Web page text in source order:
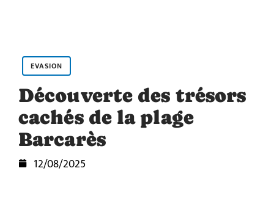
EVASION
Découverte des trésors
cachés de la plage
Barcarès
12/08/2025